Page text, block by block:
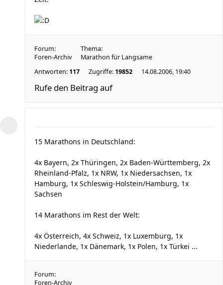
Forum:
Foren-Archiv
Thema:
Marathon für Langsame
Antworten: 117 Zugriffe: 19852 14.08.2006, 19:40
Rufe den Beitrag auf
15 Marathons in Deutschland:
4x Bayern, 2x Thüringen, 2x Baden-Württemberg, 2x
Rheinland-Pfalz, 1x NRW, 1x Niedersachsen, 1x
Hamburg, 1x Schleswig-Holstein/Hamburg, 1x
Sachsen
14 Marathons im Rest der Welt:
4x Österreich, 4x Schweiz, 1x Luxemburg, 1x
Niederlande, 1x Dänemark, 1x Polen, 1x Türkei ...
Forum:
Foren-Archiv